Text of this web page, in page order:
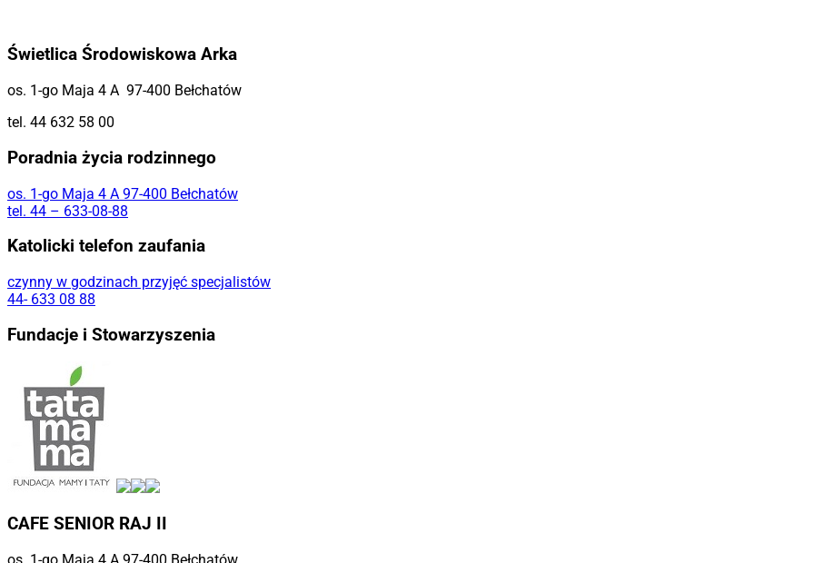
Świetlica Środowiskowa Arka
os. 1-go Maja 4 A 97-400 Bełchatów
tel. 44 632 58 00
Poradnia życia rodzinnego
os. 1-go Maja 4 A 97-400 Bełchatów
tel. 44 – 633-08-88
Katolicki telefon zaufania
czynny w godzinach przyjęć specjalistów
44- 633 08 88
Fundacje i Stowarzyszenia
CAFE SENIOR RAJ II